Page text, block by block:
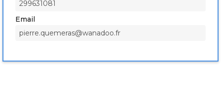
299631081
Email
pierre.quemeras@wanadoo.fr